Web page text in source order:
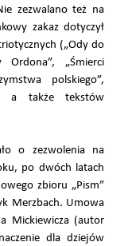
zezwalano też na
zakaz dotyczył
(„Ody do
Ordona”, „Śmierci
polskiego”,
a także tekstów
o zezwolenia na
po dwóch latach
zbioru „Pism”
Merzbach. Umowa
Mickiewicza (autor
dla dziejów